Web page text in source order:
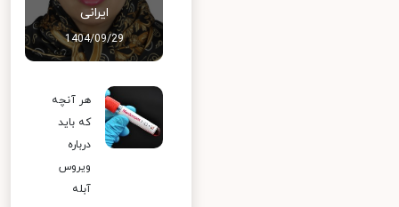
ایرانی
1404/09/29
هر آنچه
که باید
درباره
ویروس
آبله